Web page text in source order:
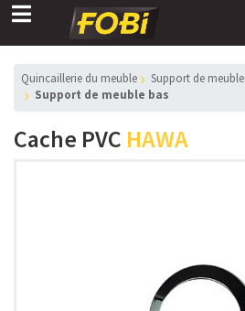
Quincaillerie du meuble
Support de meuble
Support de meuble bas
Cache PVC HAWA